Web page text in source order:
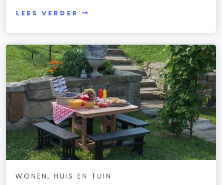
LEES VERDER
WONEN, HUIS EN TUIN